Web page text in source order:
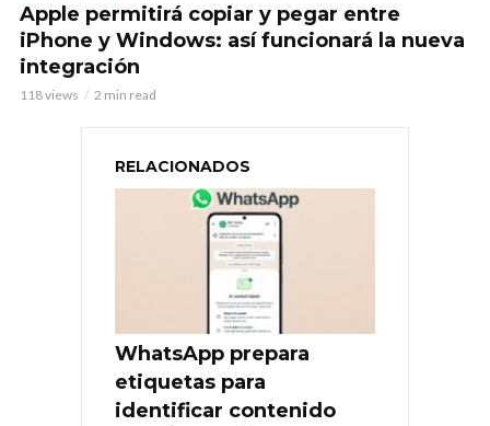
Apple permitirá copiar y pegar entre
iPhone y Windows: así funcionará la nueva
integración
118 views 2 min read
RELACIONADOS
WhatsApp prepara
etiquetas para
identificar contenido